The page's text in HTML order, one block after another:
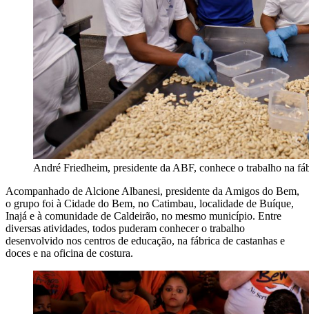
André Friedheim, presidente da ABF, conhece o trabalho na
Acompanhado de Alcione Albanesi, presidente da Amigos do Bem,
o grupo foi à Cidade do Bem, no Catimbau, localidade de Buíque,
Inajá e à comunidade de Caldeirão, no mesmo município. Entre
diversas atividades, todos puderam conhecer o trabalho
desenvolvido nos centros de educação, na fábrica de castanhas e
doces e na oficina de costura.